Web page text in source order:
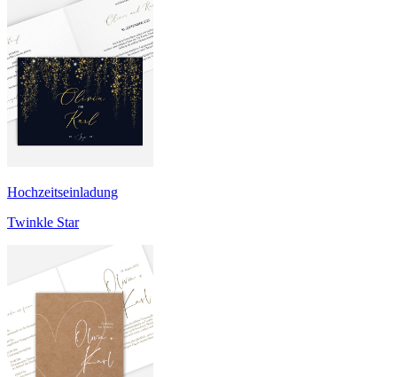
Hochzeitseinladung
Twinkle Star